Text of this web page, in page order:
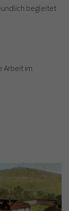
begleitet
Arbeit im